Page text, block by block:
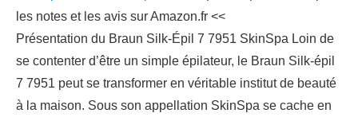
les notes et les avis sur Amazon.fr <<
Présentation du Braun Silk-Épil 7 7951 SkinSpa Loin de
se contenter d’être un simple épilateur, le Braun Silk-épil
7 7951 peut se transformer en véritable institut de beauté
à la maison. Sous son appellation SkinSpa se cache en